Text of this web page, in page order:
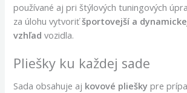
používané aj pri štýlových tuningových
za úlohu vytvoriťšportovejší a
vzhľadvozidla.
Pliešky ku každej sade
Sada obsahuje aj kovové plieškypre